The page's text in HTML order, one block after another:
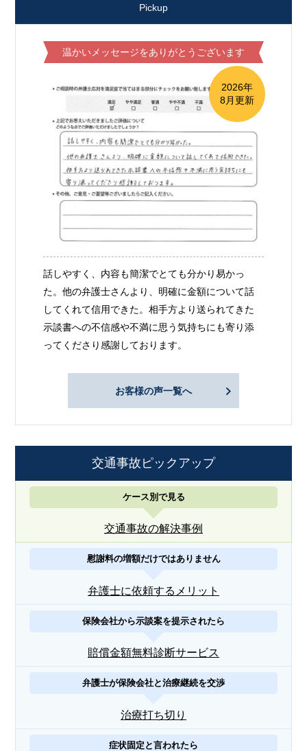
Pickup
温かいメッセージをありがとうございます
2026年
8月更新
話しやすく、内容も簡潔でとても分かり易かっ
た。他の弁護士さんより、明確に金額について話
してくれて信用できた。相手方より送られてきた
示談書への不信感や不満に思う気持ちにも寄り添
ってくださり感謝しております。
お客様の声一覧へ
交通事故ピックアップ
ケース別で見る
交通事故の解決事例
慰謝料の増額だけではありません
弁護士に依頼するメリット
保険会社から示談案を提示されたら
賠償金額無料診断サービス
弁護士が保険会社と治療継続を交渉
治療打ち切り
症状固定と言われたら